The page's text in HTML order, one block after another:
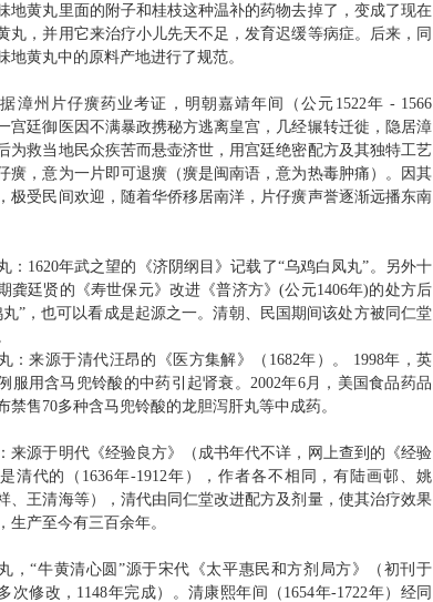
地黄丸里面的附子和桂枝这种温补的药物去掉了，变成了现在
丸，并用它来治疗小儿先天不足，发育迟缓等病症。后来，同
地黄丸中的原料产地进行了规范。
漳州片仔癀药业考证，明朝嘉靖年间（公元 1522年 - 1566
宫廷御医因不满暴政携秘方逃离皇宫，几经辗转迁徙，隐居漳
为救当地民众疾苦而悬壶济世，用宫廷绝密配方及其独特工艺
癀，意为一片即可退癀（癀是闽南语，意为热毒肿痛）。因其
极受民间欢迎，随着华侨移居南洋，片仔癀声誉逐渐远播东南
： 1620年武之望的《济阴纲目》记载了“乌鸡白凤丸”。另外十
龚廷贤的《寿世保元》改进《普济方》(公元1406年)的处方后
丸”，也可以看成是起源之一。清朝、民国期间该处方被同仁堂
：来源于清代汪昂的《医方集解》（ 1682年）。 1998年，英
服用含马兜铃酸的中药引起肾衰。 2002年6月，美国食品药品
禁售70多种含马兜铃酸的龙胆泻肝丸等中成药。
来源于明代《经验良方》（成书年代不详，网上查到的《经验
清代的（ 1636年-1912年），作者各不相同，有陆画邨、姚
、王清海等），清代由同仁堂改进配方及剂量，使其治疗效果
生产至今有三百余年。
，“牛黄清心圆”源于宋代《太平惠民和方剂局方》（初刊于
次修改， 1148年完成）。清康熙年间（ 1654年-1722年）经同